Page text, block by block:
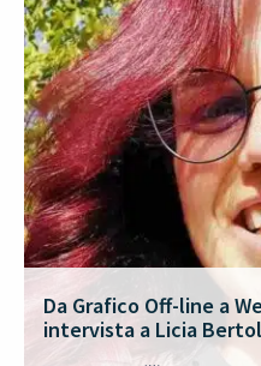
Da Grafico Off-line a
intervista a Licia